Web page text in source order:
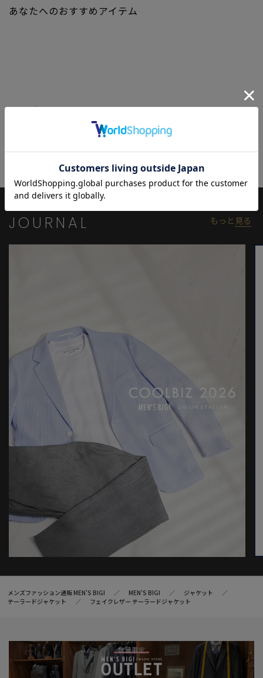
ることで、正面からは端正に、背面からは立体的に見えるバラン
ノッチトラペルやフラップ付きポケットなど、テーラードジャケ
にはメンズビギらしいシャドウペイズリー柄を使用。
モデル:身長:185cm バスト:90cm ウエスト:77cm ヒップ:92cm 着
用サイズ:03(L)
※照明・光の加減、PCやスマートフォンなどの環境により、製品
関連商品
あなたへのおすすめアイテム
JOURNAL もっと 見る
メンズファッション通販 MEN'S BIGI MEN’S BIGI
ジャケット
テーラードジャケット
フェイクレザー テーラードジャケット